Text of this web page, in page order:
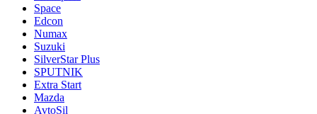
Space
Edcon
Numax
Suzuki
SilverStar Plus
SPUTNIK
Extra Start
Mazda
AvtoSil